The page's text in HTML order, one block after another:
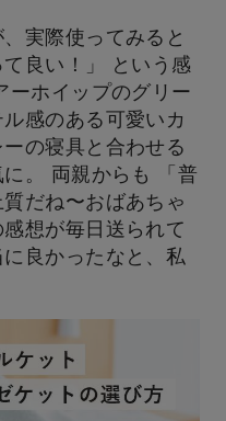
実際使ってみると
て良い！」 という感
ーホイップのグリー
感のある可愛いカ
の寝具と合わせる
。 両親からも 「普
だね〜おばあちゃ
想が毎日送られて
良かったなと、私